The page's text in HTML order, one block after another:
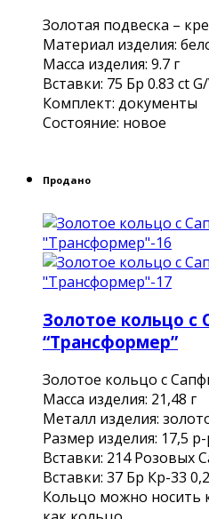
Золотая подвеска –
Материал изделия:
Масса изделия: 9.7 г
Вставки: 75 Бр 0.83 ct G/
Комплект: документы
Состояние: новое
Продано
Золотое кольцо с
“Трансформер”
Золотое кольцо с
Масса изделия: 21,48 г
Металл изделия:
Размер изделия: 17,5
Вставки: 214 Розовых
Вставки: 37 Бр Кр-33
Кольцо можно носить